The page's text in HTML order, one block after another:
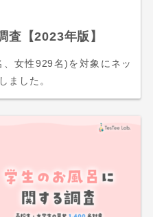
査【2023年版】
女性929名)を対象にネッ
ました。